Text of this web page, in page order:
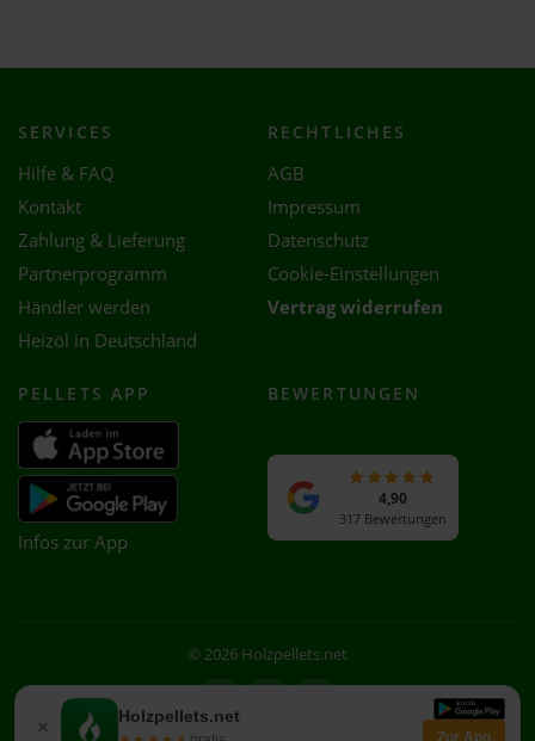
× Holzpellets.net
Zur App
SERVICES
Hilfe & FAQ
Kontakt
Zahlung & Lieferung
Partnerprogramm
Händler werden
Heizöl in Deutschland
RECHTLICHES
AGB
Impressum
Datenschutz
Cookie-Einstellungen
Vertrag widerrufen
PELLETS APP
Infos zur App
BEWERTUNGEN
4,90
317 Bewertungen
© 2026 Holzpellets.net
Facebook